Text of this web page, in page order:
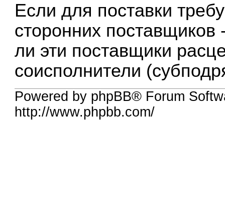
Если для поставки
сторонних поставщиков
ли эти поставщики
соисполнители
Powered by phpBB® Forum
http://www.phpbb.com/